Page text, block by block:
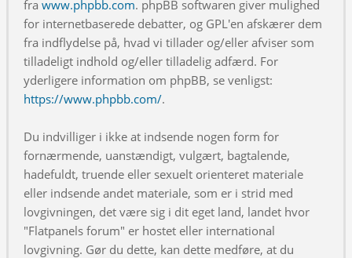
fra www.phpbb.com. phpBB softwaren giver mulighed
for internetbaserede debatter, og GPL'en afskærer dem
fra indflydelse på, hvad vi tillader og/eller afviser som
tilladeligt indhold og/eller tilladelig adfærd. For
yderligere information om phpBB, se venligst:
https://www.phpbb.com/.
Du indvilliger i ikke at indsende nogen form for
fornærmende, uanstændigt, vulgært, bagtalende,
hadefuldt, truende eller sexuelt orienteret materiale
eller indsende andet materiale, som er i strid med
lovgivningen, det være sig i dit eget land, landet hvor
"Flatpanels forum" er hostet eller international
lovgivning. Gør du dette, kan dette medføre, at du